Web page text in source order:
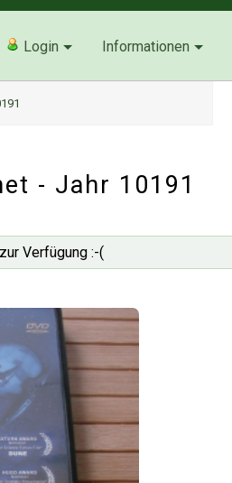
Login Informationen
- Jahr 10191
Verfügung :-(